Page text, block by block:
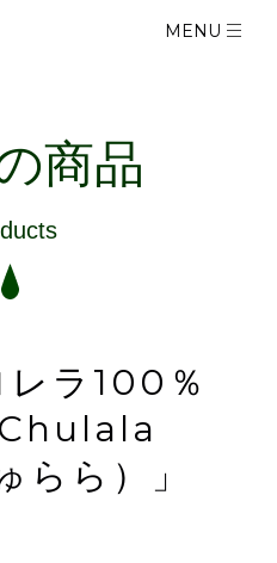
MENU
商品
レラ100％
らら）
」